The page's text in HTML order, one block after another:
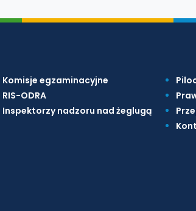
Komisje egzaminacyjne
RIS-ODRA
Inspektorzy nadzoru nad żeglugą